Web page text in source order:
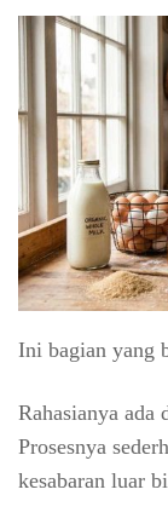
Ini bagian yang
Rahasianya ada
Prosesnya
kesabaran luar